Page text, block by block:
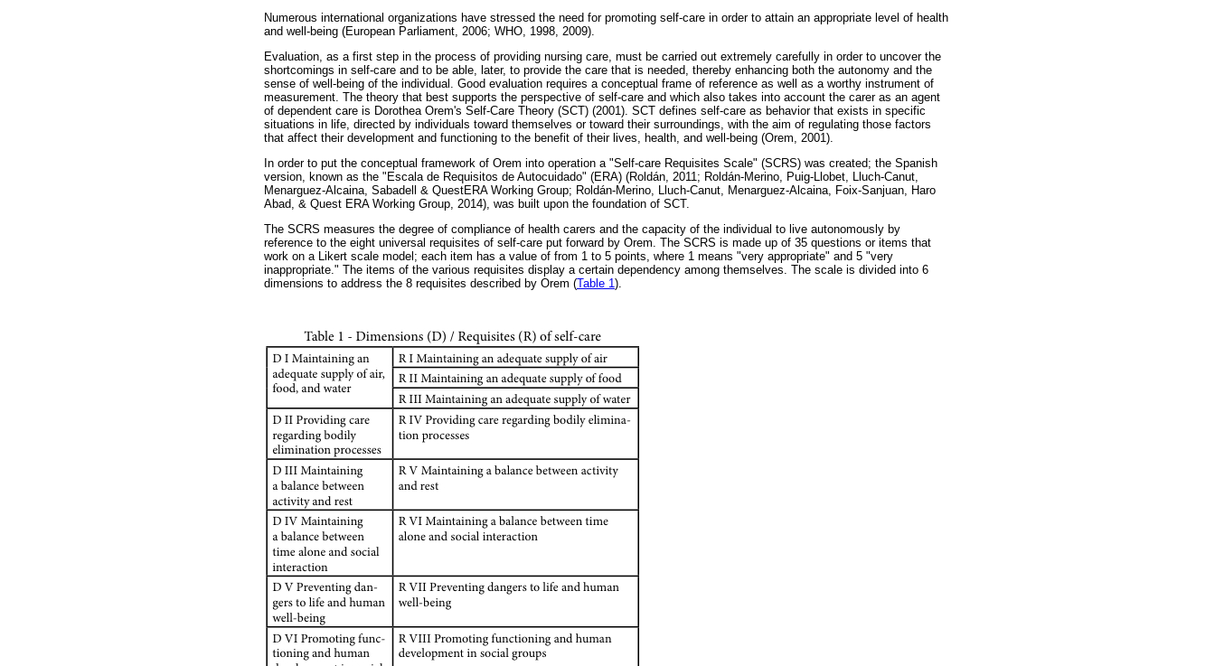
Numerous international organizations have stressed the need for promoting self-care in order to attain an appropriate level of health
and well-being (European Parliament, 2006; WHO, 1998, 2009).
Evaluation, as a first step in the process of providing nursing care, must be carried out extremely carefully in order to uncover the
shortcomings in self-care and to be able, later, to provide the care that is needed, thereby enhancing both the autonomy and the
sense of well-being of the individual. Good evaluation requires a conceptual frame of reference as well as a worthy instrument of
measurement. The theory that best supports the perspective of self-care and which also takes into account the carer as an agent
of dependent care is Dorothea Orem's Self-Care Theory (SCT) (2001). SCT defines self-care as behavior that exists in specific
situations in life, directed by individuals toward themselves or toward their surroundings, with the aim of regulating those factors
that affect their development and functioning to the benefit of their lives, health, and well-being (Orem, 2001).
In order to put the conceptual framework of Orem into operation a "Self-care Requisites Scale" (SCRS) was created; the Spanish
version, known as the "Escala de Requisitos de Autocuidado" (ERA) (Roldán, 2011; Roldán-Merino, Puig-Llobet, Lluch-Canut,
Menarguez-Alcaina, Sabadell & QuestERA Working Group; Roldán-Merino, Lluch-Canut, Menarguez-Alcaina, Foix-Sanjuan, Haro
Abad, & Quest ERA Working Group, 2014), was built upon the foundation of SCT.
The SCRS measures the degree of compliance of health carers and the capacity of the individual to live autonomously by
reference to the eight universal requisites of self-care put forward by Orem. The SCRS is made up of 35 questions or items that
work on a Likert scale model; each item has a value of from 1 to 5 points, where 1 means "very appropriate" and 5 "very
inappropriate." The items of the various requisites display a certain dependency among themselves. The scale is divided into 6
dimensions to address the 8 requisites described by Orem (Table 1).